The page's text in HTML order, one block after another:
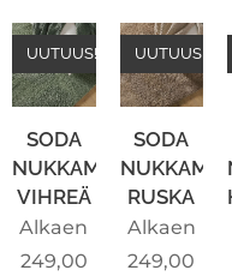
SODA
NUKKAMATTO
VIHREÄ
UUTUUS!
Alkaen
249,00
SODA
RUSKA
UUTUUS!
Alkaen
249,00